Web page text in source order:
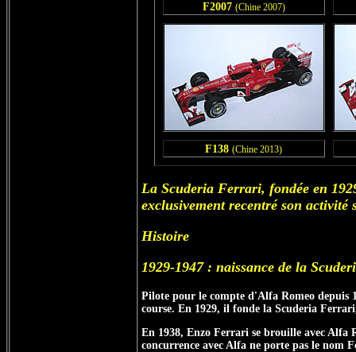
F2007 (Chine 2007)
F138 (Chine 2013)
La Scuderia Ferrari, fondée en
exclusivement recentré son
Histoire
1929-1947 : naissance de la
Pilote pour le compte d'Alfa Romeo depuis
course. En 1929, il fonde la Scuderia
En 1938, Enzo Ferrari se brouille avec Alfa
concurrence avec Alfa ne porte pas le nom